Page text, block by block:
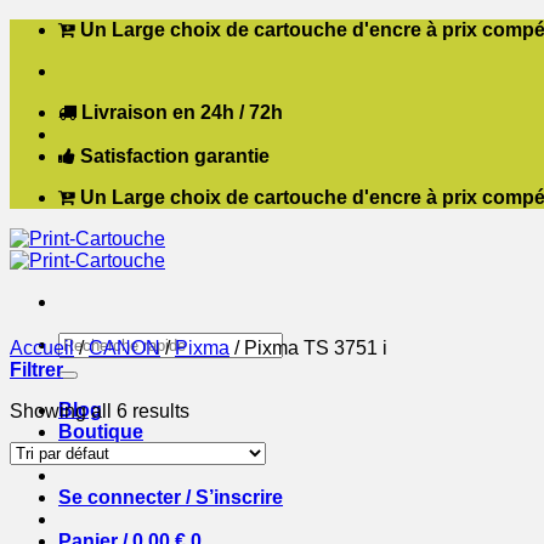
Passer
contenu
Un Large choix de cartouche d'encre à prix
Livraison en 24h / 72h
Satisfaction garantie
Un Large choix de cartouche d'encre à prix
Recherche
pour :
Blog
Boutique
Contact
Se connecter / S’inscrire
Accueil / CANON / Pixma /Pixma TS 3751 i
Filtrer
Showing all 6 results